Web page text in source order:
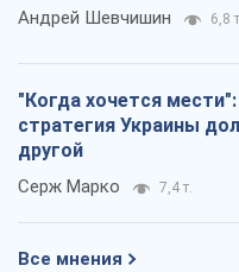
Андрей Шевчишин 6,8
"Когда хочется
стратегия Украины
другой
Серж Марко 7,4 т.
Все мнения